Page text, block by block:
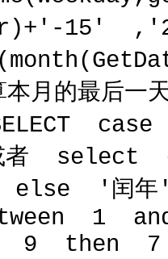
15'
本月的最后
者 select
'闰年'
9